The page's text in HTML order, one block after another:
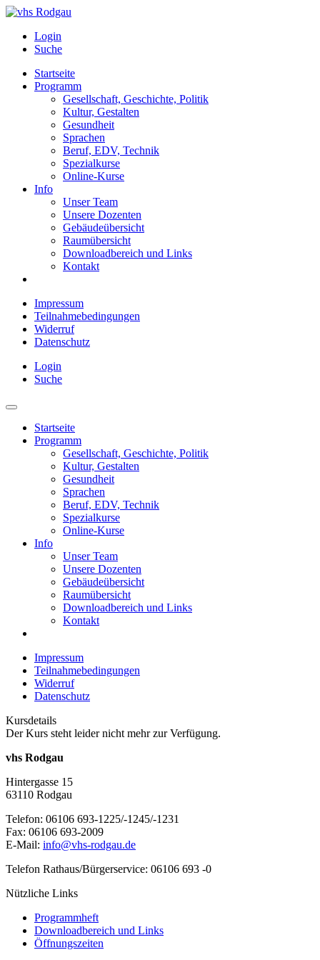
Login
Suche
Startseite
Programm
Gesellschaft, Geschichte, Politik
Kultur, Gestalten
Gesundheit
Sprachen
Beruf, EDV, Technik
Spezialkurse
Online-Kurse
Info
Unser Team
Unsere Dozenten
Gebäudeübersicht
Raumübersicht
Downloadbereich und Links
Kontakt
Impressum
Teilnahmebedingungen
Widerruf
Datenschutz
Login
Suche
Startseite
Programm
Gesellschaft, Geschichte, Politik
Kultur, Gestalten
Gesundheit
Sprachen
Beruf, EDV, Technik
Spezialkurse
Online-Kurse
Info
Unser Team
Unsere Dozenten
Gebäudeübersicht
Raumübersicht
Downloadbereich und Links
Kontakt
Impressum
Teilnahmebedingungen
Widerruf
Datenschutz
Kursdetails
Der Kurs steht leider nicht mehr zur Verfügung.
vhs Rodgau
Hintergasse 15
63110 Rodgau
Telefon: 06106 693-1225/-1245/-1231
Fax: 06106 693-2009
E-Mail: info@vhs-rodgau.de
Telefon Rathaus/Bürgerservice: 06106 693 -0
Nützliche Links
Programmheft
Downloadbereich und Links
Öffnungszeiten